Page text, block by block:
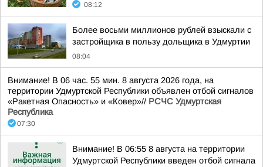
08:12
Более восьми миллионов рублей взыскали с
застройщика в пользу дольщика в Удмуртии
08:04
Внимание! В 06 час. 55 мин. 8 августа 2026 года, на
территории Удмуртской Республики объявлен отбой сигналов
«Ракетная Опасность» и «Ковер»// РСЧС Удмуртская
Республика
07:30
Внимание! В 06:55 8 августа на территории
Удмуртской Республики введен отбой сигнала